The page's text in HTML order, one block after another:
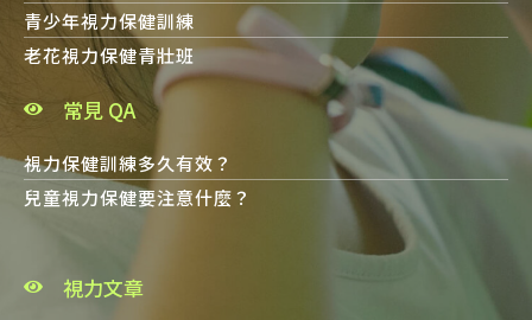
青少年視力保健訓練
老花視力保健青壯班
常見 QA
視力保健訓練多久有效？
兒童視力保健要注意什麼？
視力文章